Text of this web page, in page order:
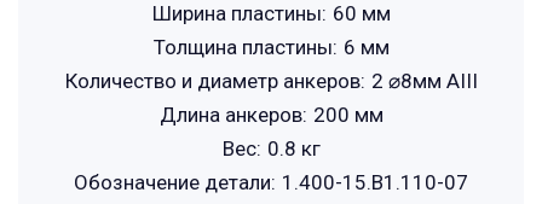
Ширина пластины: 60 мм
Толщина пластины: 6 мм
Количество и диаметр анкеров: 2 ⌀8мм АIII
Длина анкеров: 200 мм
Вес: 0.8 кг
Обозначение детали: 1.400-15.B1.110-07